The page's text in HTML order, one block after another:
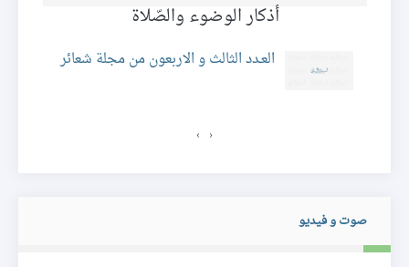
أذكار الوضوء والصّلاة
العـدد الثالث و الاربعون من مجلة شعائر
‹
›
صوت و فيديو